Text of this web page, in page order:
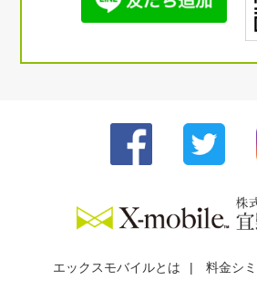
エックスモバイルとは 料金シ